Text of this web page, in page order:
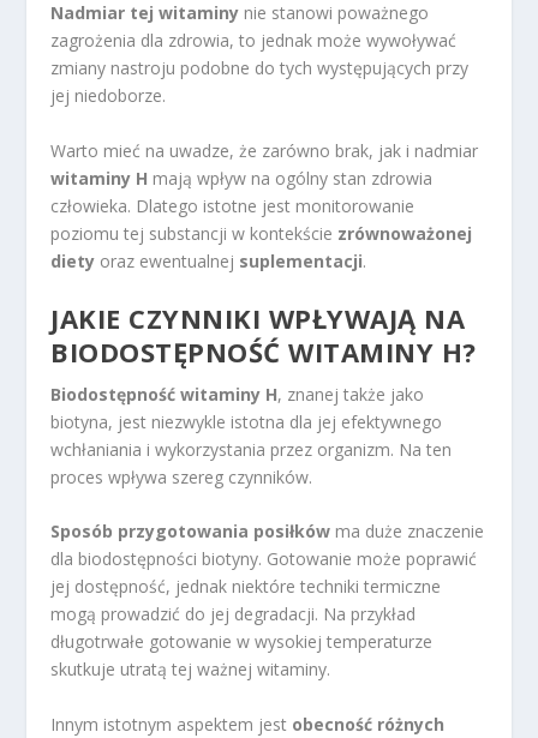
Nadmiar tej witaminy nie stanowi poważnego
zagrożenia dla zdrowia, to jednak może wywoływać
zmiany nastroju podobne do tych występujących przy
jej niedoborze.
Warto mieć na uwadze, że zarówno brak, jak i nadmiar
witaminy H mają wpływ na ogólny stan zdrowia
człowieka. Dlatego istotne jest monitorowanie
poziomu tej substancji w kontekście zrównoważonej
diety oraz ewentualnej suplementacji.
JAKIE CZYNNIKI WPŁYWAJĄ NA
BIODOSTĘPNOŚĆ WITAMINY H?
Biodostępność witaminy H, znanej także jako
biotyna, jest niezwykle istotna dla jej efektywnego
wchłaniania i wykorzystania przez organizm. Na ten
proces wpływa szereg czynników.
Sposób przygotowania posiłków ma duże znaczenie
dla biodostępności biotyny. Gotowanie może poprawić
jej dostępność, jednak niektóre techniki termiczne
mogą prowadzić do jej degradacji. Na przykład
długotrwałe gotowanie w wysokiej temperaturze
skutkuje utratą tej ważnej witaminy.
Innym istotnym aspektem jest obecność różnych